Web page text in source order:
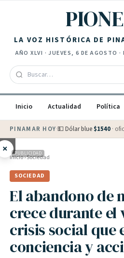
LA VOZ HISTÓRICA DE
AÑOXLVI ·JUEVES, 6 DE AGOSTO ·
Inicio Actualidad Política
PINAMAR HOY·💵 Dólar blue $1540 ·
× PUBLICIDAD
Inicio›Sociedad
SOCIEDAD
El abandono de
crece durante el
crisis social que
conciencia y